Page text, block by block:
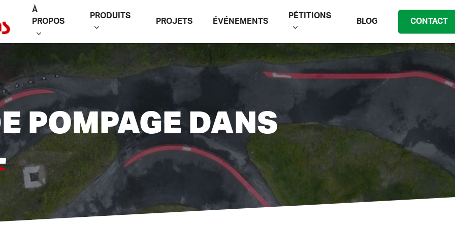
À
PROPOS
PRODUITS
PROJETS ÉVÉNEMENTS
PÉTITIONS
BLOG CONTACT
POMPAGE DANS